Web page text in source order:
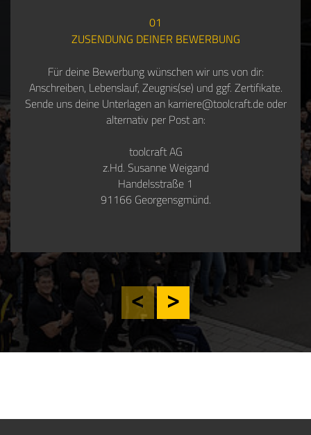
01
ZUSENDUNG DEINER BEWERBUNG
Für deine Bewerbung wünschen wir uns von dir:
Anschreiben, Lebenslauf, Zeugnis(se) und ggf. Zertifikate.
Sende uns deine Unterlagen an karriere@toolcraft.de oder
alternativ per Post an:
toolcraft AG
z.Hd. Susanne Weigand
Handelsstraße 1
91166 Georgensgmünd.